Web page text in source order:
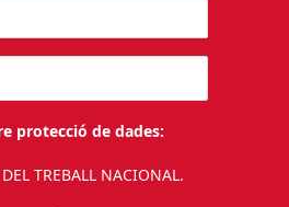
protecció de dades:
TREBALL NACIONAL.